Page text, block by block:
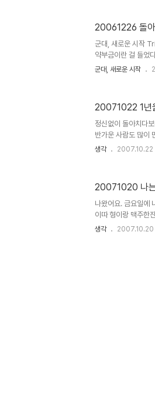
러서 아는 분께 선물
고, 이것저것 사러
20061226 돌아
군대, 새로운 시작
약부금이란 걸 들었
이 들어서... 집에 돌
그적거리고 있는 내
집에서 밥 먹는 거라
군대, 새로운 시작
20071022 1년
정신없이 돌아치다
반가운 사람도 많이
또 나올때까지 언제
생각 2007.10.22
20071020 나
나왔어요. 금요일에
이따 형이랑 맥주한
나저나 -_- 갑자기
생각 2007.10.20